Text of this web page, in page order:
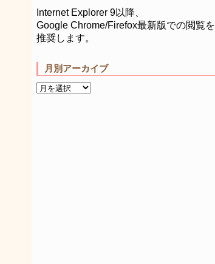
Internet Explorer 9以降、
Google Chrome/Firefox最新版での閲覧を
推奨します。
月別アーカイブ